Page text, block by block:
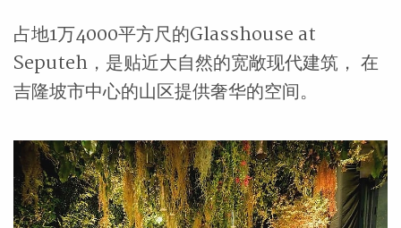
占地1万4000平方尺的Glasshouse at
Seputeh，是贴近大自然的宽敞现代建筑， 在
吉隆坡市中心的山区提供奢华的空间。